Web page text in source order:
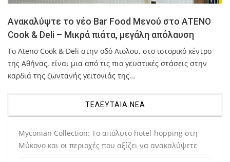
Ανακαλύψτε το νέο Bar Food Μενού στο ATENO
Cook & Deli – Μικρά πιάτα, μεγάλη απόλαυση
Το Ateno Cook & Deli στην οδό Αιόλου, στο ιστορικό κέντρο
της Αθήνας, είναι μια από τις πιο γευστικές στάσεις στην
καρδιά της ζωντανής γειτονιάς της…
ΤΕΛΕΥΤΑΙΑ ΝΕΑ
Myconian Collection: Το απόλυτο hotel-hopping στη
Μύκονο και οι περιοχές που αξίζει να ανακαλύψετε